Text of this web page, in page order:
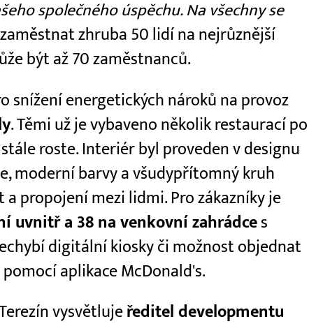
společného úspěchu. Na všechny se
zhruba 50 lidí na nejrůznější
být až 70 zaměstnanců.
snížení energetických nároků na provoz
. Těmi už je vybaveno několik restaurací po
roste. Interiér byl proveden v designu
moderní barvy a všudypřítomný kruh
propojení mezi lidmi. Pro zákazníky je
uvnitř a 38 na venkovní zahrádce s
digitální kiosky či možnost objednat
aplikace McDonald's.
vysvětluje ředitel developmentu